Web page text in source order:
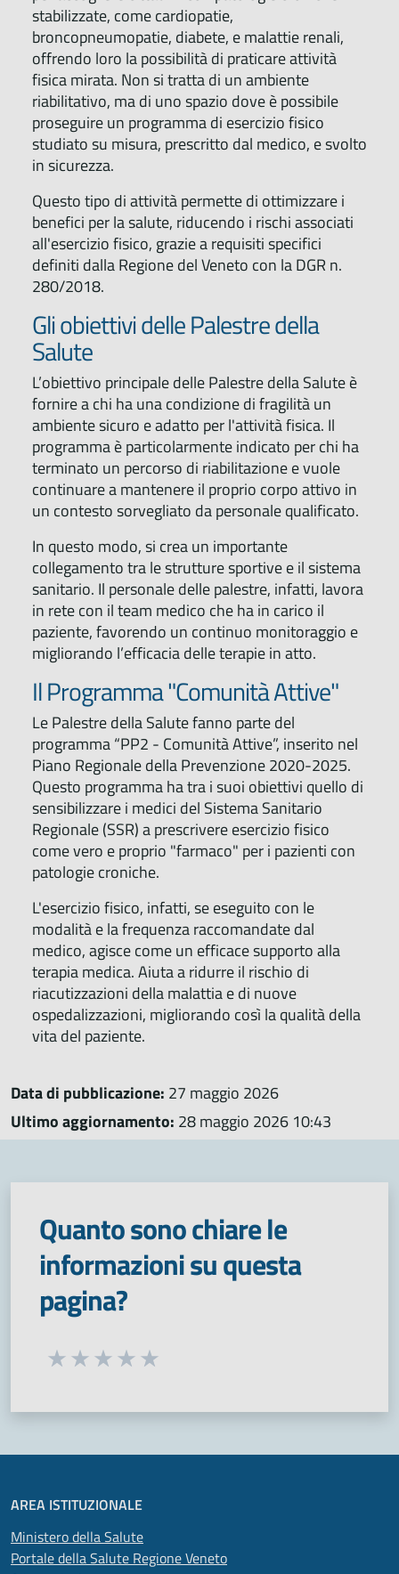
stabilizzate, come cardiopatie,
broncopneumopatie, diabete, e malattie renali,
offrendo loro la possibilità di praticare attività
fisica mirata. Non si tratta di un ambiente
riabilitativo, ma di uno spazio dove è possibile
proseguire un programma di esercizio fisico
studiato su misura, prescritto dal medico, e svolto
in sicurezza.
Questo tipo di attività permette di ottimizzare i
benefici per la salute, riducendo i rischi associati
all'esercizio fisico, grazie a requisiti specifici
definiti dalla Regione del Veneto con la DGR n.
280/2018.
Gli obiettivi delle Palestre della
Salute
L’obiettivo principale delle Palestre della Salute è
fornire a chi ha una condizione di fragilità un
ambiente sicuro e adatto per l'attività fisica. Il
programma è particolarmente indicato per chi ha
terminato un percorso di riabilitazione e vuole
continuare a mantenere il proprio corpo attivo in
un contesto sorvegliato da personale qualificato.
In questo modo, si crea un importante
collegamento tra le strutture sportive e il sistema
sanitario. Il personale delle palestre, infatti, lavora
in rete con il team medico che ha in carico il
paziente, favorendo un continuo monitoraggio e
migliorando l’efficacia delle terapie in atto.
Il Programma "Comunità Attive"
Le Palestre della Salute fanno parte del
programma “PP2 - Comunità Attive”, inserito nel
Piano Regionale della Prevenzione 2020-2025.
Questo programma ha tra i suoi obiettivi quello di
sensibilizzare i medici del Sistema Sanitario
Regionale (SSR) a prescrivere esercizio fisico
come vero e proprio "farmaco" per i pazienti con
patologie croniche.
L'esercizio fisico, infatti, se eseguito con le
modalità e la frequenza raccomandate dal
medico, agisce come un efficace supporto alla
terapia medica. Aiuta a ridurre il rischio di
riacutizzazioni della malattia e di nuove
ospedalizzazioni, migliorando così la qualità della
vita del paziente.
Data di pubblicazione: 27 maggio 2026
Ultimo aggiornamento: 28 maggio 2026 10:43
Quanto sono chiare le
informazioni su questa
pagina?
Seleziona una valutazione da 1 a 5 stelle
AREA ISTITUZIONALE
Ministero della Salute
Portale della Salute Regione Veneto